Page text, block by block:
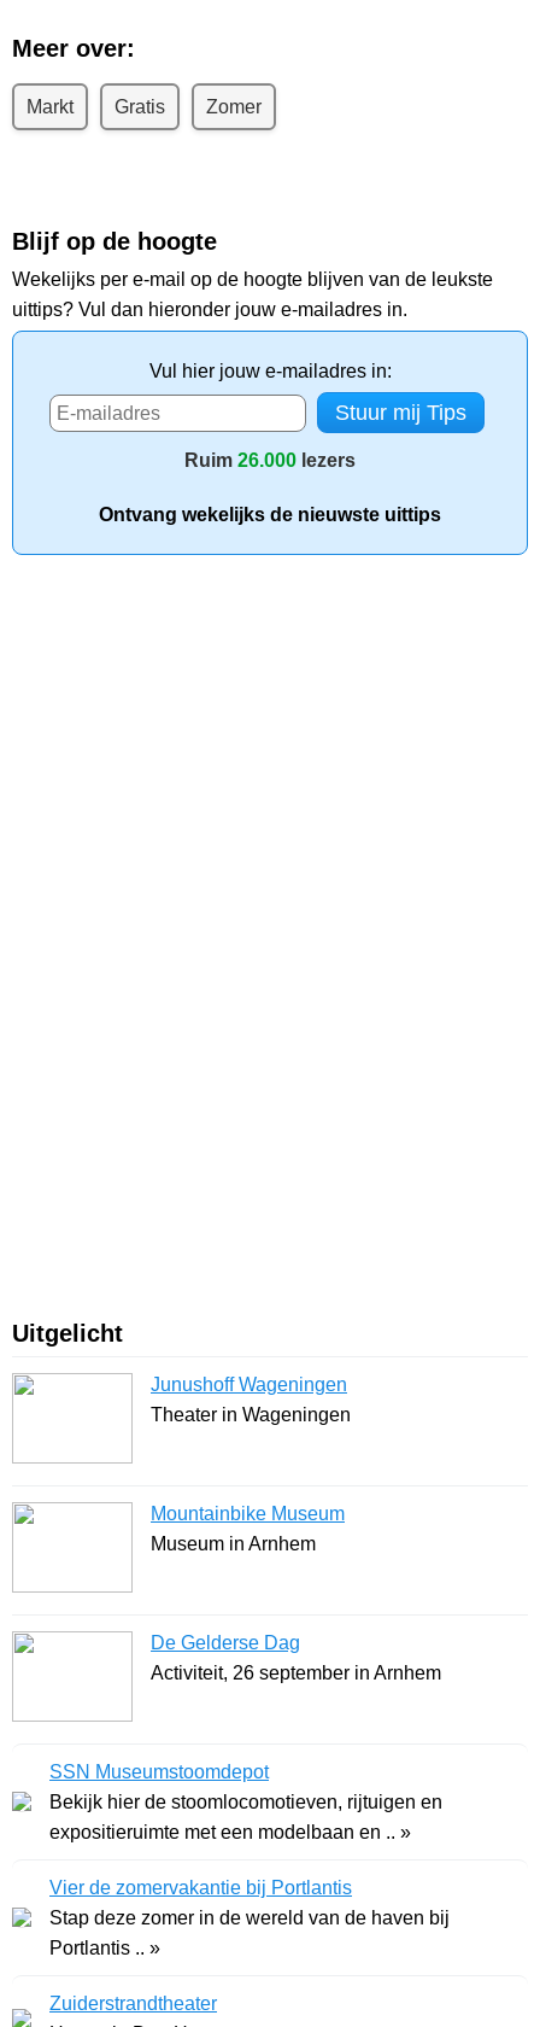
Meer over:
Markt Gratis Zomer
Blijf op de hoogte
Wekelijks per e-mail op de hoogte blijven van de leukste
uittips? Vul dan hieronder jouw e-mailadres in.
Vul hier jouw e-mailadres in:
Ruim 26.000 lezers
Ontvang wekelijks de nieuwste uittips
Uitgelicht
Junushoff Wageningen
Theater in Wageningen
Mountainbike Museum
Museum in Arnhem
De Gelderse Dag
Activiteit, 26 september in Arnhem
SSN Museumstoomdepot
Bekijk hier de stoomlocomotieven, rijtuigen en
expositieruimte met een modelbaan en .. »
Vier de zomervakantie bij Portlantis
Stap deze zomer in de wereld van de haven bij
Portlantis .. »
Zuiderstrandtheater